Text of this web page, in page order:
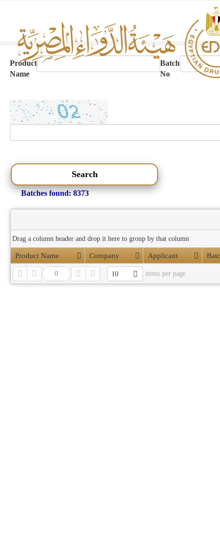
Product
Name
Batch
No
Batches found: 8373
Drag a column header and drop it here to group by that column
Product Name Company Applicant
0 10 items per page